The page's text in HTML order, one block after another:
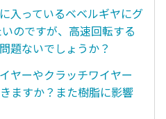
入っているベベルギヤにグ
のですが、高速回転する
題ないでしょうか？
ヤーやクラッチワイヤー
ますか？また樹脂に影響